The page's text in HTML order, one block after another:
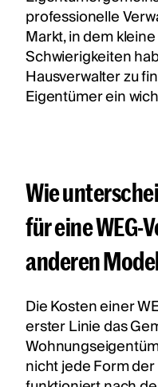
professionelle
Markt, in dem
Schwierigkeiten
Hausverwalter zu
Eigentümer ein
Wie
für eine WEG-
anderen
Die Kosten einer
erster Linie das
nicht jede Form